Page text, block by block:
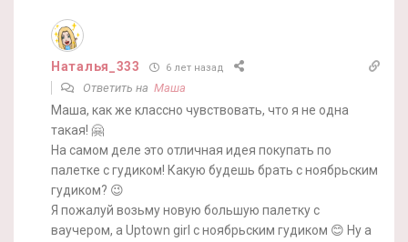
Наталья_333 6 лет назад
Ответить на Маша
Маша, как же классно чувствовать, что я не одна
такая! 🤗
На самом деле это отличная идея покупать по
палетке с гудиком! Какую будешь брать с ноябрьским
гудиком? 😉
Я пожалуй возьму новую большую палетку с
ваучером, а Uptown girl с ноябрьским гудиком 😊 Ну а